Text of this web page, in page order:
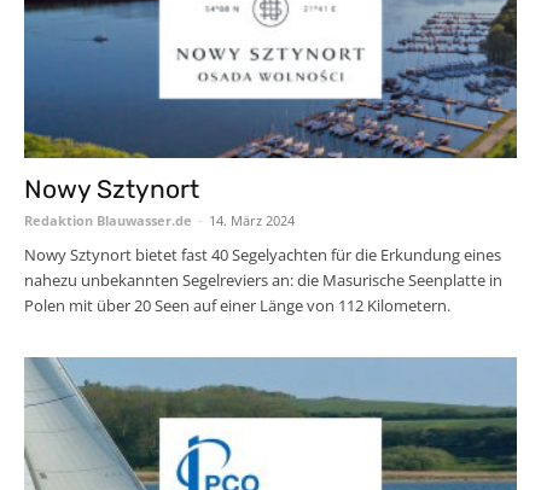
Nowy Sztynort
Redaktion Blauwasser.de - 14. März 2024
Nowy Sztynort bietet fast 40 Segelyachten für die Erkundung eines
nahezu unbekannten Segelreviers an: die Masurische Seenplatte in
Polen mit über 20 Seen auf einer Länge von 112 Kilometern.